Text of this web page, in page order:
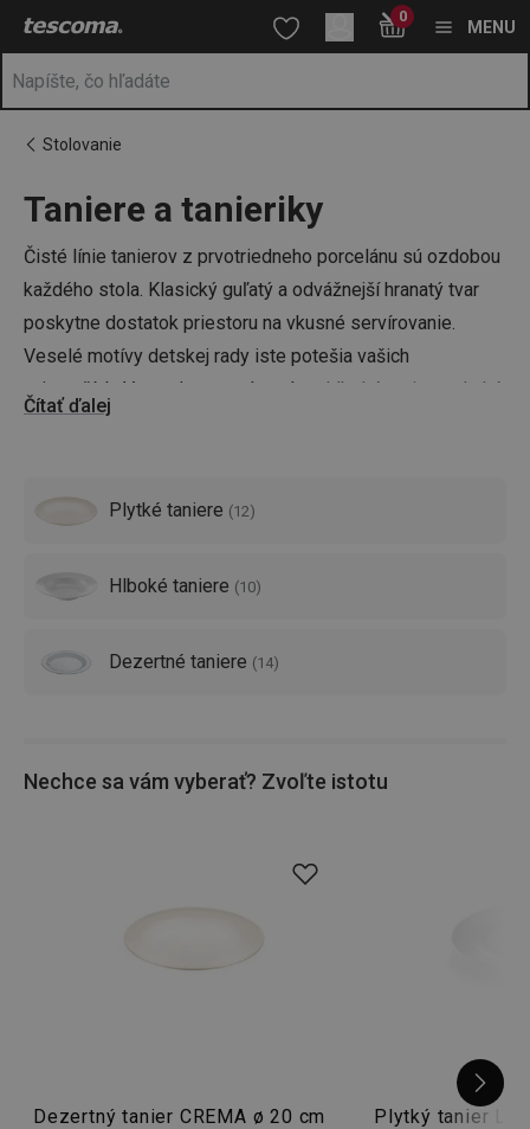
Nachádzate sa na stránke Taniere z prvotriedneho materiálu 🍽️
Prejsť na hlavný obsah
Prejsť na vyhľadávanie
Prejsť na navigáciu 0
MENU
Stolovanie
Taniere a tanieriky
Čisté línie tanierov z prvotriedneho porcelánu sú ozdobou
každého stola. Klasický guľatý a odvážnejší hranatý tvar
poskytne dostatok priestoru na vkusné servírovanie.
Veselé motívy detskej rady iste potešia vašich
najmenších. V ponuke pre vás máme hlboké taniere
plytké
taniereidezertné taniere
Čítať ďalej
Plytké taniere (12)
Hlboké taniere (10)
Dezertné taniere (14)
Nechce sa vám vyberať? Zvoľte istotu
Dezertný tanier CREMA ø 20 cm Plytký tanier